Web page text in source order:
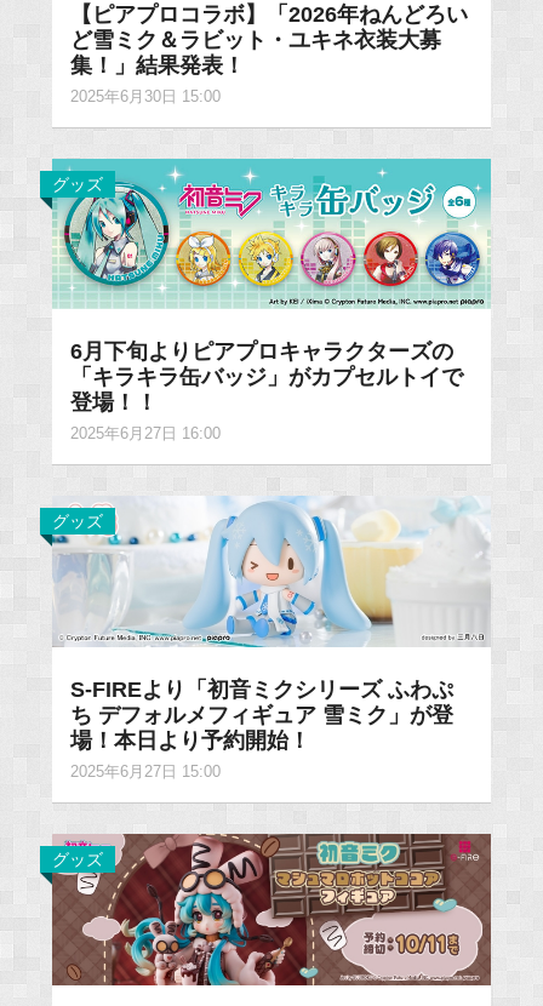
【ピアプロコラボ】「2026年ねんどろい
ど雪ミク＆ラビット・ユキネ衣装大募
集！」結果発表！
2025年6月30日 15:00
グッズ
6月下旬よりピアプロキャラクターズの
「キラキラ缶バッジ」がカプセルトイで
登場！！
2025年6月27日 16:00
グッズ
S-FIREより「初音ミクシリーズ ふわぷ
ち デフォルメフィギュア 雪ミク」が登
場！本日より予約開始！
2025年6月27日 15:00
グッズ